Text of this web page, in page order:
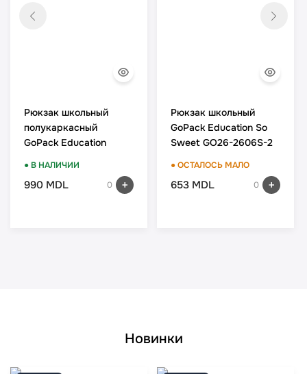
Рюкзак школьный
полукаркасный
GoPack Education
● В НАЛИЧИИ
990 MDL 0
Рюкзак школьный
GoPack Education So
Sweet GO26-2606S-2
● ОСТАЛОСЬ МАЛО
653 MDL 0
Новинки